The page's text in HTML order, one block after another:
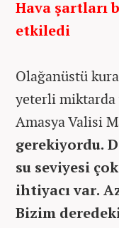
Hava şartları
etkiledi
Olağanüstü
yeterli miktarda
Amasya Valisi
gerekiyordu.
su seviyesi
ihtiyacı var.
Bizim